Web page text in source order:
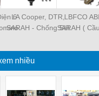
6
LA Cooper, DTR,
SARAH - Chống Sét
LBFCO
SARAH (
nhiều